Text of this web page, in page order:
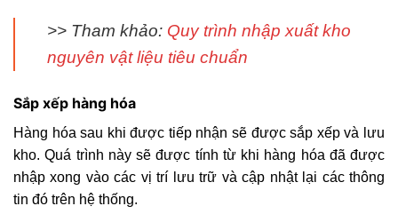
>> Tham khảo: Quy trình nhập xuất kho
nguyên vật liệu tiêu chuẩn
Sắp xếp hàng hóa
Hàng hóa sau khi được tiếp nhận sẽ được sắp xếp và lưu
kho. Quá trình này sẽ được tính từ khi hàng hóa đã được
nhập xong vào các vị trí lưu trữ và cập nhật lại các thông
tin đó trên hệ thống.